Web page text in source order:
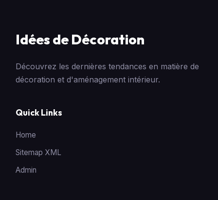
Idées de Décoration
Découvrez les dernières tendances en matière de
décoration et d'aménagement intérieur.
Quick Links
Home
Sitemap XML
Admin